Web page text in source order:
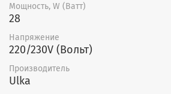
Мощность, W (Ватт)
28
Напряжение
220/230V (Вольт)
Производитель
Ulka